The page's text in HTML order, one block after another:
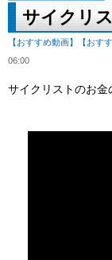
サイクリ
【おすすめ動画】 【おす
06:00
サイクリストのお金